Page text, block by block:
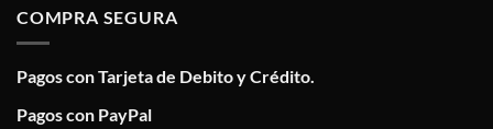
COMPRA SEGURA
Pagos con Tarjeta de Debito y Crédito.
Pagos con PayPal